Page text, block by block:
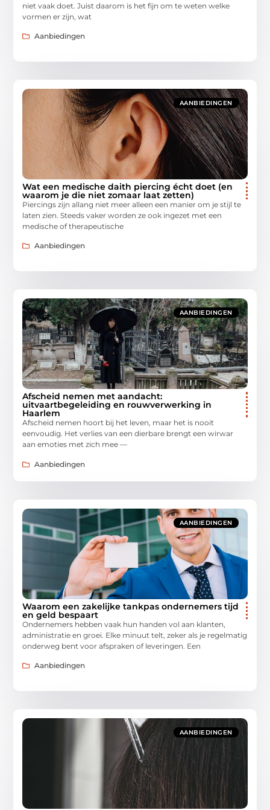
niet vaak doet. Juist daarom is het fijn om te weten welke
vormen er zijn, wat
Aanbiedingen
AANBIEDINGEN
Wat een medische daith piercing écht doet (en
waarom je die niet zomaar laat zetten)
Piercings zijn allang niet meer alleen een manier om je stijl te
laten zien. Steeds vaker worden ze ook ingezet met een
medische of therapeutische
Aanbiedingen
AANBIEDINGEN
Afscheid nemen met aandacht:
uitvaartbegeleiding en rouwverwerking in
Haarlem
Afscheid nemen hoort bij het leven, maar het is nooit
eenvoudig. Het verlies van een dierbare brengt een wirwar
aan emoties met zich mee —
Aanbiedingen
AANBIEDINGEN
Waarom een zakelijke tankpas ondernemers tijd
en geld bespaart
Ondernemers hebben vaak hun handen vol aan klanten,
administratie en groei. Elke minuut telt, zeker als je regelmatig
onderweg bent voor afspraken of leveringen. Een
Aanbiedingen
AANBIEDINGEN